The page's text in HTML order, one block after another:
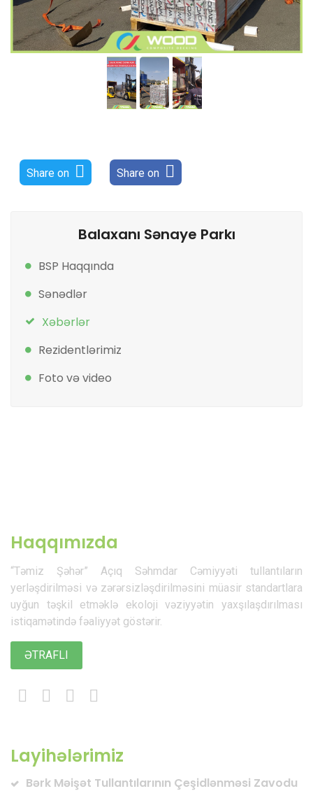
Share on Share on
Balaxanı Sənaye Parkı
BSP Haqqında
Sənədlər
Xəbərlər
Rezidentlərimiz
Foto və video
Haqqımızda
“Təmiz Şəhər” Açıq Səhmdar Cəmiyyəti tullantıların
yerləşdirilməsi və zərərsizləşdirilməsini müasir standartlara
uyğun təşkil etməklə ekoloji vəziyyətin yaxşılaşdırılması
istiqamətində fəaliyyət göstərir.
ƏTRAFLI
Layihələrimiz
Bərk Məişət Tullantılarının Çeşidlənməsi Zavodu